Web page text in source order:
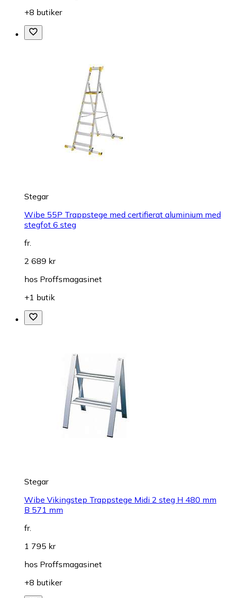
+8 butiker
Stegar
Wibe 55P Trappstege med certifierat aluminium med
stegfot 6 steg
fr.
2 689 kr
hos Proffsmagasinet
+1 butik
Stegar
Wibe Vikingstep Trappstege Midi 2 steg H 480 mm
B 571 mm
fr.
1 795 kr
hos Proffsmagasinet
+8 butiker